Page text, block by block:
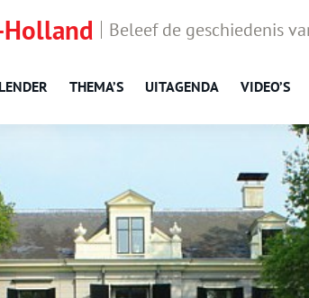
Beleef de geschiedenis
THEMA’S UITAGENDA VIDEO’S